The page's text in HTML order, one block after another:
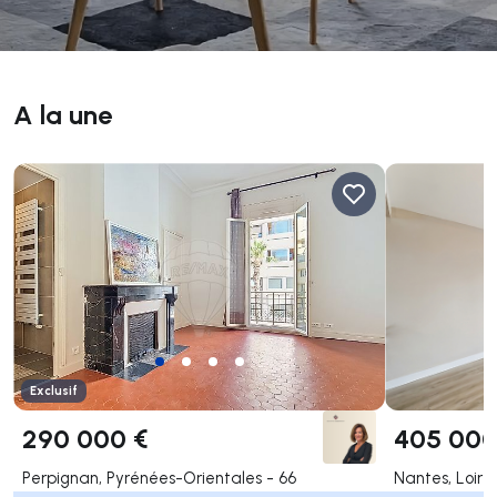
A la une
Exclusif
290 000 €
Perpignan, Pyrénées-Orientales - 66
405
Nantes,